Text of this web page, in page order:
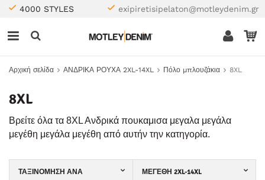
4000 STYLES exipiretisipelaton@motleydenim.gr
Αρχική σελίδα ΑΝΔΡΙΚΑ ΡΟΥΧΑ 2XL-14XL Πόλο μπλουζάκια 8XL
8XL
Βρείτε όλα τα 8XL Aνδρικά πουκαμισα μεγαλα μεγάλα
μεγέθη μεγάλα μεγέθη από αυτήν την κατηγορία.
ΤΑΞΙΝΌΜΗΣΗ ΑΝΆ ΜΕΓΈΘΗ 2XL-14XL